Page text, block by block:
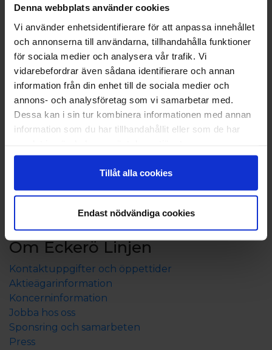
Denna webbplats använder cookies
Vi använder enhetsidentifierare för att anpassa innehållet
och annonserna till användarna, tillhandahålla funktioner
för sociala medier och analysera vår trafik. Vi
vidarebefordrar även sådana identifierare och annan
information från din enhet till de sociala medier och
annons- och analysföretag som vi samarbetar med.
Dessa kan i sin tur kombinera informationen med annan
information som du har tillhandahållit eller som de har
Tillåt alla cookies
Endast nödvändiga cookies
OM
I våra familjerum sover ni bekvämt i två separata
sängar och två våningssängar. Alla rum har badrum
med dusch. Det finns ett skrivbord, en 40" TV och
hårtork. Gratis wifi finns att tillgå på hela hotellet.
Om Eckerö Linjen
Kontaktuppgifter och öppettider
Aktieägarinformation
Koncerninformation
Jobba hos oss
Sponsring och samarbeten
Press